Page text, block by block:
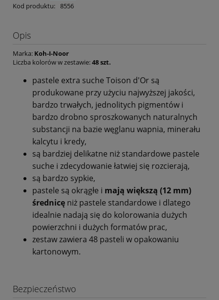
Kod produktu: 8556
Opis
Marka: Koh-I-Noor
Liczba kolorów w zestawie:48 szt.
pastele extra suche Toison d'Or są
produkowane przy użyciu najwyższej jakości,
bardzo trwałych, jednolitych pigmentów i
bardzo drobno sproszkowanych naturalnych
substancji na bazie węglanu wapnia, minerału
kalcytu i kredy,
są bardziej delikatne niż standardowe pastele
suche i zdecydowanie łatwiej się rozcierają,
są bardzo sypkie,
pastele są okrągłe i mają większą (12 mm)
średnicę niż pastele standardowe i dlatego
idealnie nadają się do kolorowania dużych
powierzchni i dużych formatów prac,
zestaw zawiera 48 pasteli w opakowaniu
kartonowym.
Bezpieczeństwo